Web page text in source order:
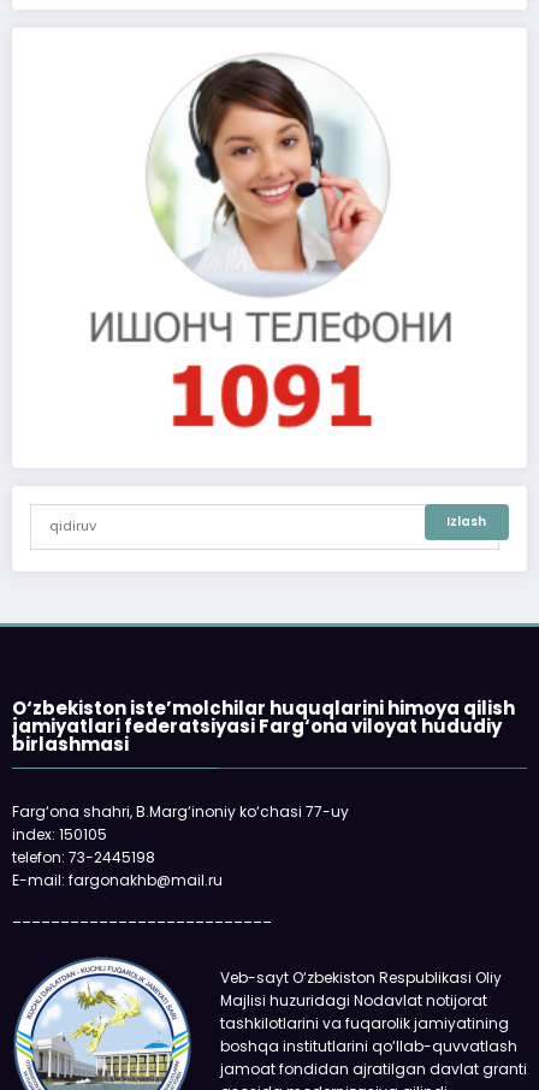
O‘zbekiston iste’molchilar huquqlarini himoya qilish
jamiyatlari federatsiyasi Farg‘ona viloyat hududiy
birlashmasi
Farg‘ona shahri, B.Marg‘inoniy ko‘chasi 77-uy
index: 150105
telefon: 73-2445198
E-mail: fargonakhb@mail.ru
Veb-sayt O‘zbekiston Respublikasi Oliy
Majlisi huzuridagi Nodavlat notijorat
tashkilotlarini va fuqarolik jamiyatining
boshqa institutlarini qo‘llab-quvvatlash
jamoat fondidan ajratilgan davlat granti